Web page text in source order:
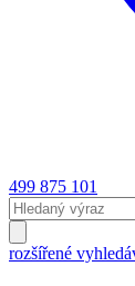
499 875 101
rozšířené